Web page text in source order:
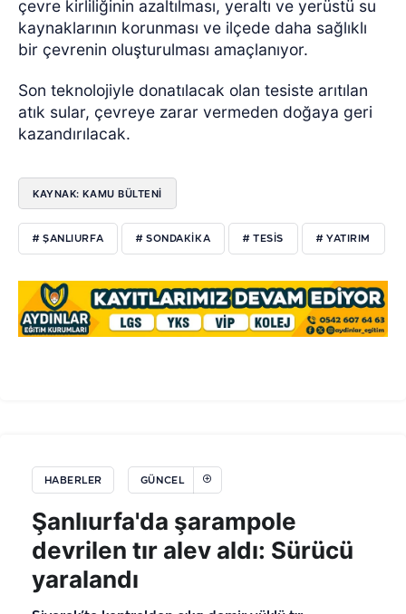
çevre kirliliğinin azaltılması, yeraltı ve yerüstü su
kaynaklarının korunması ve ilçede daha sağlıklı
bir çevrenin oluşturulması amaçlanıyor.
Son teknolojiyle donatılacak olan tesiste arıtılan
atık sular, çevreye zarar vermeden doğaya geri
kazandırılacak.
KAYNAK: KAMU BÜLTENI
# ŞANLIURFA # SONDAKIKA # TESIS # YATIRIM
HABERLER GÜNCEL
Şanlıurfa'da şarampole
devrilen tır alev aldı: Sürücü
yaralandı